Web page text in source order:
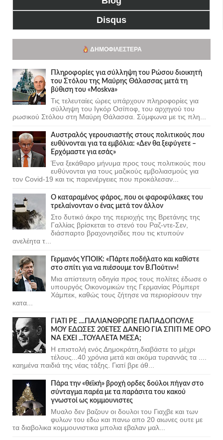
Disqus
ΔΗΜΟΦΙΛΈΣΤΕΡΑ
Πληροφορίες για σύλληψη του Ρώσου διοικητή
του Στόλου της Mαύρης Θάλασσας μετά τη
βύθιση του «Moskva»
Τις τελευταίες ώρες υπάρχουν πληροφορίες για
σύλληψη του Ιγκόρ Οσίποφ, του αρχηγού του
ρωσικού Στόλου στη Μαύρη Θάλασσα. Σύμφωνα με τις πλη...
Αυστραλός γερουσιαστής στους πολιτικούς που
ευθύνονται για τα εμβόλια: «Δεν θα ξεφύγετε –
Ερχόμαστε για εσάς»
Ένα ξεκάθαρο μήνυμα προς τους πολιτικούς που
ευθύνονται για τους μαζικούς εμβολιασμούς για
τον Covid-19 και τις παρενέργειες που προκάλεσαν...
Ο καταραμένος φάρος, που οι φαροφύλακες του
τρελαίνονταν ο ένας μετά τον άλλον
Στο δυτικό άκρο της περιοχής της Βρετάνης της
Γαλλίας βρίσκεται το στενό του Ραζ-ντε-Σεν,
διάσπαρτο βραχονησίδες που τις κτυπούν
ανελέητα τ...
Γερμανός ΥΠΟΙΚ: «Πάρτε ποδήλατο και καθίστε
στο σπίτι για να πιέσουμε τον Β.Πούτιν»!
Μια απίστευτη οδηγία προς τους πολίτες έδωσε ο
υπουργός Οικονομικών της Γερμανίας Ρόμπερτ
Χάμπεκ, καθώς τους ζήτησε να περιορίσουν την
κατα...
ΓΙΑΤΙ ΡΕ ....ΠΑΛΙΑΝΘΡΩΠΕ ΠΑΠΑΔΟΠΟΥΛΕ
ΜΟΥ ΕΔΩΣΕΣ 20ΕΤΕΣ ΔΑΝΕΙΟ ΓΙΑ ΣΠΙΤΙ ΜΕ ΟΡΟ
ΝΑ ΕΧΕΙ ...ΤΟΥΑΛΕΤΑ ΜΕΣΑ;
Η επιστολή ενός Δημοκράτη,διαβάστε το μέχρι
τέλους...40 χρόνια μετά και ακόμα τυραννάς τα ....
καημένα παιδιά της νέας τάξης. Γιατί βρε άθ...
Πάρα την «θεϊκή» βροχή ορδες δούλοι πήγαν στο
σύνταγμα παρέα με τα παράσιτα του κακού
γνωστοί ως κομμουνιστες
Μυαλο δεν βαζουν οι δουλοι του Γιαχβε και των
φυλων του εδω και πανω απο 20 αιωνες ουτε με
τα διαβολικα κομμουνιστικα μπολια εβαλαν μαλ...